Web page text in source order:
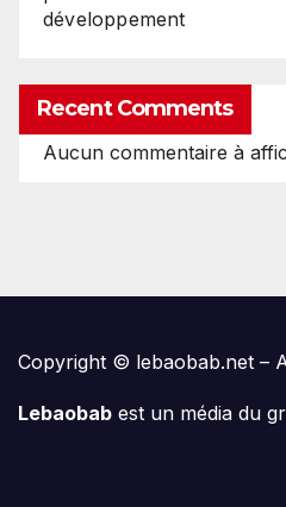
développement
Recent Comments
Aucun commentaire à
Copyright © lebaobab.net –
Lebaobab est un média du